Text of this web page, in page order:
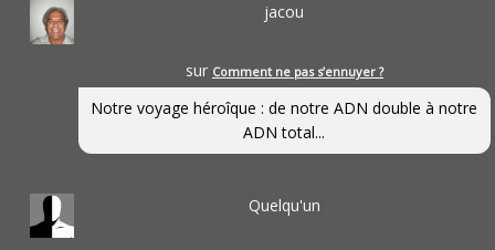
jacou
sur Comment ne pas s’ennuyer ?
Notre voyage héroîque : de notre ADN double à notre
ADN total...
Quelqu'un